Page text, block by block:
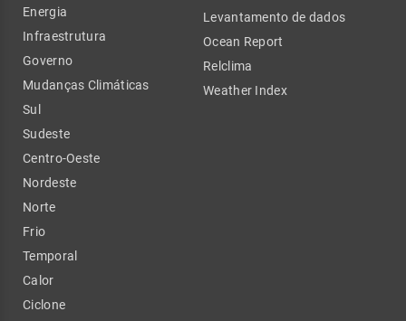
Energia
Infraestrutura
Governo
Mudanças Climáticas
Sul
Sudeste
Centro-Oeste
Nordeste
Norte
Frio
Temporal
Calor
Ciclone
Levantamento de dados
Ocean Report
Relclima
Weather Index